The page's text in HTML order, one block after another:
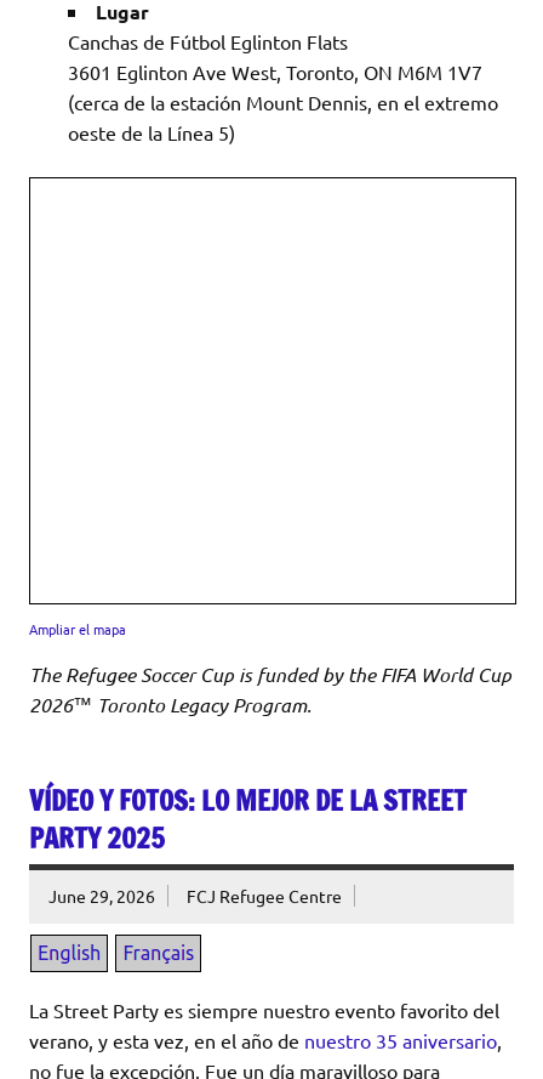
Lugar
Canchas de Fútbol Eglinton Flats
3601 Eglinton Ave West, Toronto, ON M6M 1V7
(cerca de la estación Mount Dennis, en el extremo
oeste de la Línea 5)
Ampliar el mapa
The Refugee Soccer Cup is funded by the FIFA World Cup
2026™ Toronto Legacy Program.
VÍDEO Y FOTOS: LO MEJOR DE LA STREET
PARTY 2025
June 29, 2026 FCJ Refugee Centre
La Street Party es siempre nuestro evento favorito del
verano, y esta vez, en el año de nuestro 35 aniversario
no fue la excepción. Fue un día maravilloso para